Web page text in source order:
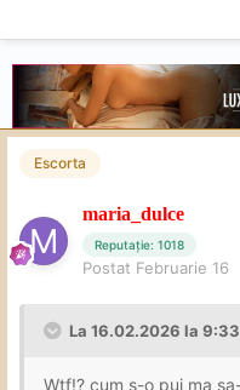
Escorta
maria_dulce
Reputație: 1018
Postat Februarie 16
La 16.02.2026 la
Wtf!? cum s-o pui ma